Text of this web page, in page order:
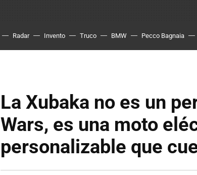
Radar Invento Truco BMW Pecco Bagnaia
La Xubaka no es un
Wars, es una moto
personalizable que